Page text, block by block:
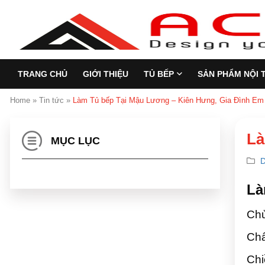
TRANG CHỦ GIỚI THIỆU TỦ BẾP SẢN PHẨM NỘI
Home » Tin tức » Làm Tủ bếp Tại Mậu Lương – Kiên Hưng, Gia Đình Em
MỤC LỤC